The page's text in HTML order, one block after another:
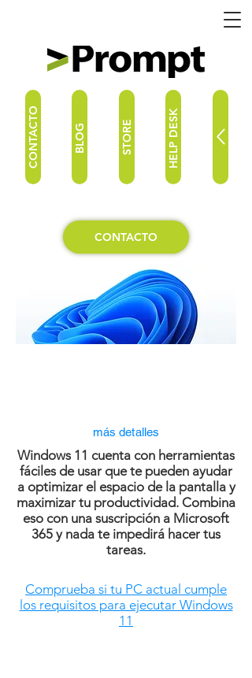
CONTACTO STORE HELP DESK
BLOG
CONTACTO
más detalles
Windows 11 cuenta con herramientas
fáciles de usar que te pueden ayudar
a optimizar el espacio de la pantalla y
maximizar tu productividad. Combina
eso con una suscripción a Microsoft
365 y nada te impedirá hacer tus
tareas.
Comprueba si tu PC actual cumple
los requisitos para ejecutar Windows
11